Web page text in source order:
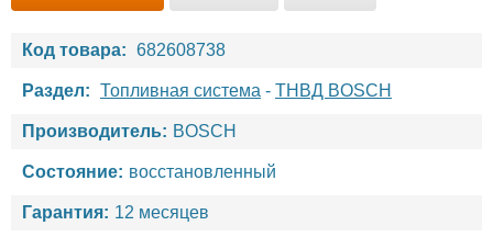
Код товара: 682608738
Раздел: Топливная система - ТНВД BOSCH
Производитель: BOSCH
Состояние: восстановленный
Гарантия: 12 месяцев